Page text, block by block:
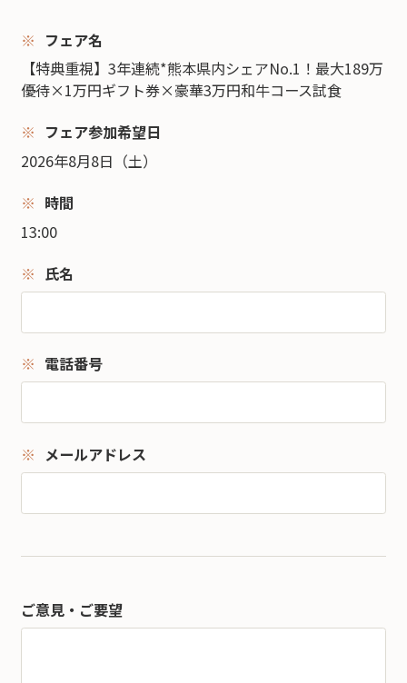
フェア名
【特典重視】3年連続*熊本県内シェアNo.1！最大189万
優待×1万円ギフト券×豪華3万円和牛コース試食
フェア参加希望日
2026年8月8日（土）
時間
13:00
氏名
電話番号
メールアドレス
ご意見・ご要望